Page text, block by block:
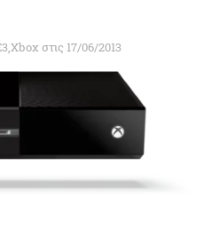
Xbox στις 17/06/2013